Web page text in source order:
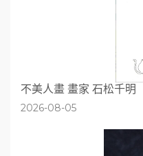
不美人畫 畫家 石松千明
2026-08-05